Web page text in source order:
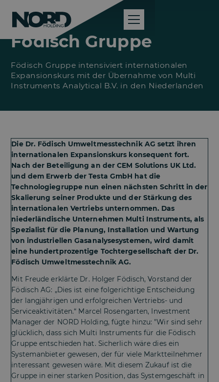
Födisch Gruppe
Födisch Gruppe intensiviert internationalen
Expansionskurs mit der Übernahme von Multi
Instruments Analytical B.V. in den Niederlanden
Die Dr. Födisch Umweltmesstechnik AG setzt ihren
internationalen Expansionskurs konsequent fort.
Nach der Beteiligung an der CEM Solutions UK Ltd.
und dem Erwerb der Testa GmbH hat die
Technologiegruppe nun einen nächsten Schritt in der
Skalierung seiner Produkte und der Stärkung des
internationalen Vertriebs unternommen. Das
niederländische Unternehmen Multi Instruments, als
Spezialist für die Planung, Installation und Wartung
von industriellen Gasanalysesystemen, wird damit
eine hundertprozentige Tochtergesellschaft der Dr.
Födisch Umweltmesstechnik AG.
Mit Freude erklärte Dr. Holger Födisch, Vorstand der
Födisch AG: „Dies ist eine folgerichtige Entscheidung
der langjährigen und erfolgreichen Vertriebs- und
Serviceaktivitäten.“ Marcel Rosengarten, Investment
Manager der NORD Holding, fügte hinzu: "Wir sind sehr
glücklich, dass sich Multi Instruments für die Födisch
Gruppe entschieden hat. Sicherlich wäre dies ein
Systemanbieter gewesen, der für viele Marktteilnehmer
interessant gewesen wäre. Mit diesem Zukauf ist die
Gruppe in einer starken Position, das Systemgeschäft in